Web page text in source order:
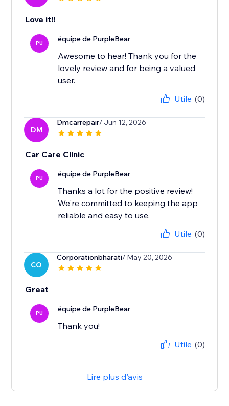
Love it!!
PU équipe de PurpleBear
Awesome to hear! Thank you for the
lovely review and for being a valued
user.
Utile (0)
DM
Dmcarrepair/ Jun 12, 2026
Car Care Clinic
PU équipe de PurpleBear
Thanks a lot for the positive review!
We're committed to keeping the app
reliable and easy to use.
Utile (0)
CO
Corporationbharati/ May 20, 2026
Great
PU équipe de PurpleBear
Thank you!
Utile (0)
Lire plus d'avis